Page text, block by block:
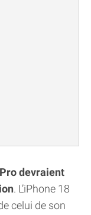
devraient
. L’iPhone 18
celui de son